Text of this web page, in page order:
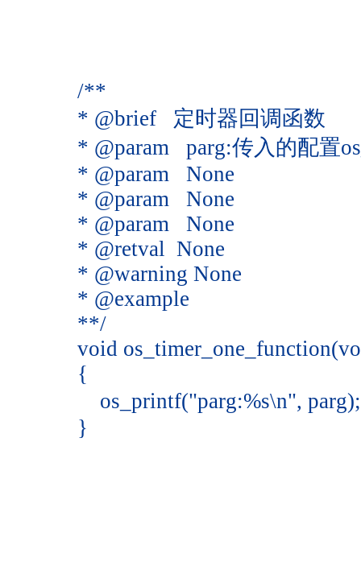
/**
* @brief 定时器回调函数
* @param parg:传入的配置
* @param None
* @param None
* @param None
* @retval None
* @warning None
* @example
**/
void
{
os_printf("parg:%s\n",
}